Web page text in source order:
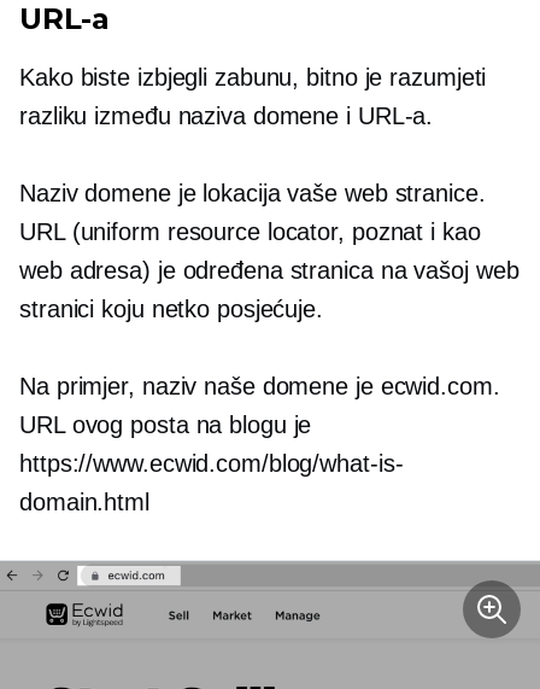
URL-a
Kako biste izbjegli zabunu, bitno je razumjeti
razliku između naziva domene i URL-a.
Naziv domene je lokacija vaše web stranice.
URL (uniform resource locator, poznat i kao
web adresa) je određena stranica na vašoj web
stranici koju netko posjećuje.
Na primjer, naziv naše domene je ecwid.com.
URL ovog posta na blogu je
https://www.ecwid.com/blog/what-is-
domain.html